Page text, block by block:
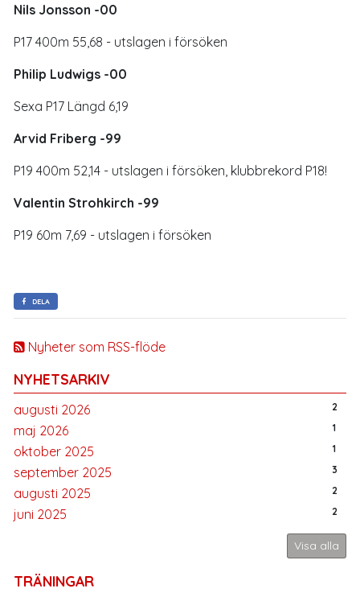
Nyheter som RSS-flöde
NYHETSARKIV
augusti 2026 2
maj 2026 1
oktober 2025 1
september 2025 3
augusti 2025 2
juni 2025 2
Visa alla
TRÄNINGAR
Nils Jonsson -00
P17 400m 55,68 - utslagen i försöken
Philip Ludwigs -00
Sexa P17 Längd 6,19
Arvid Friberg -99
P19 400m 52,14 - utslagen i försöken, klubbrekord P18!
Valentin Strohkirch -99
P19 60m 7,69 - utslagen i försöken
DELA